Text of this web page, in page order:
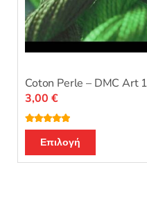
Coton Perle – DMC Art
Βαθμολογή
θηκε με5.00
από 5
3,00 €
Επιλογή
το